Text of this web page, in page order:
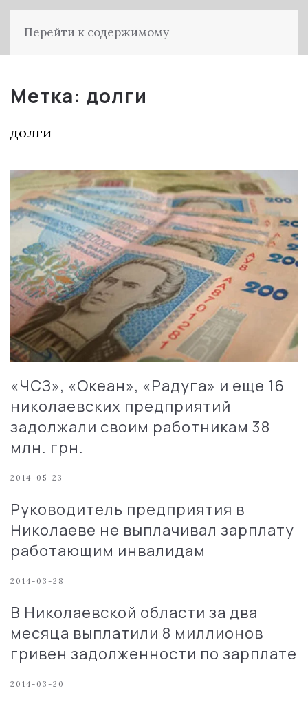
Перейти к содержимому
Метка: долги
долги
«ЧСЗ», «Океан», «Радуга» и еще 16
николаевских предприятий
задолжали своим работникам 38
млн. грн.
2014-05-23
Руководитель предприятия в
Николаеве не выплачивал зарплату
работающим инвалидам
2014-03-28
В Николаевской области за два
месяца выплатили 8 миллионов
гривен задолженности по зарплате
2014-03-20